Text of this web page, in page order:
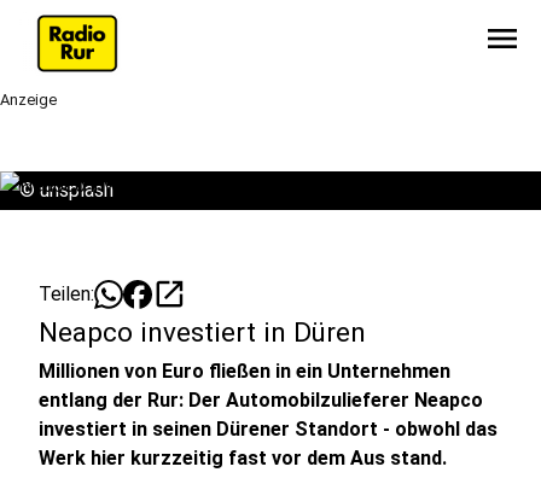
menu
Anzeige
© unsplash
Teilen: open_in_new
Neapco investiert in Düren
Millionen von Euro fließen in ein Unternehmen
entlang der Rur: Der Automobilzulieferer Neapco
investiert in seinen Dürener Standort - obwohl das
Werk hier kurzzeitig fast vor dem Aus stand.